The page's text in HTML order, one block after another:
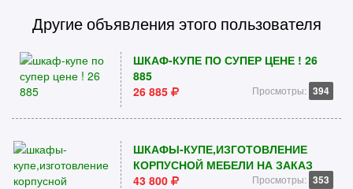
Другие объявления этого пользователя
ШКАФ-КУПЕ ПО СУПЕР ЦЕНЕ ! 26
885
26 885
Просмотры: 394
ШКАФЫ-КУПЕ,ИЗГОТОВЛЕНИЕ
КОРПУСНОЙ МЕБЕЛИ НА ЗАКАЗ
43 800
Просмотры: 353